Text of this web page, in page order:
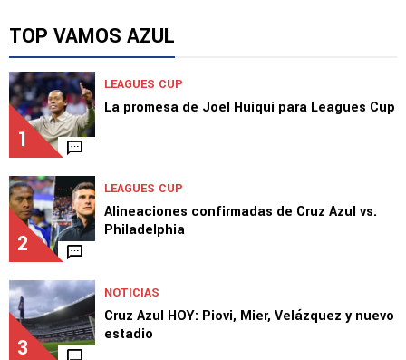
TOP VAMOS AZUL
1
LEAGUES CUP
La promesa de Joel Huiqui para Leagues Cup
2
LEAGUES CUP
Alineaciones confirmadas de Cruz Azul vs.
Philadelphia
3
NOTICIAS
Cruz Azul HOY: Piovi, Mier, Velázquez y nuevo
estadio